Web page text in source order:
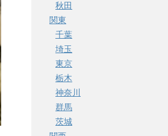
秋田
関東
千葉
埼玉
東京
栃木
神奈川
群馬
茨城